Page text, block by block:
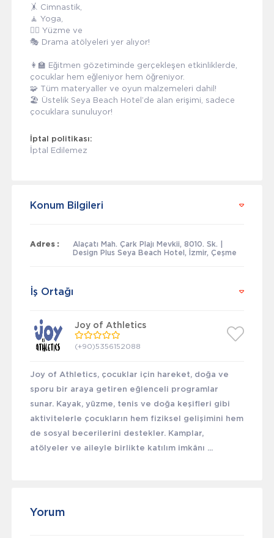
🤸 Cimnastik,
🧘 Yoga,
🏊‍♀️ Yüzme ve
🎭 Drama atölyeleri yer alıyor!
👩‍🏫 Eğitmen gözetiminde gerçekleşen etkinliklerde,
çocuklar hem eğleniyor hem öğreniyor.
🧩 Tüm materyaller ve oyun malzemeleri dahil!
🏖️ Üstelik Seya Beach Hotel’de alan erişimi, sadece
çocuklara sunuluyor!
İptal politikası:
İptal Edilemez
Konum Bilgileri
Adres :
Alaçatı Mah. Çark Plajı Mevkii, 8010. Sk. |
Design Plus Seya Beach Hotel, İzmir, Çeşme
İş Ortağı
Joy of Athletics
(+90)5356152088
Joy of Athletics, çocuklar için hareket, doğa ve
sporu bir araya getiren eğlenceli programlar
sunar. Kayak, yüzme, tenis ve doğa keşifleri gibi
aktivitelerle çocukların hem fiziksel gelişimini hem
de sosyal becerilerini destekler. Kamplar,
atölyeler ve aileyle birlikte katılım imkânı ...
Yorum